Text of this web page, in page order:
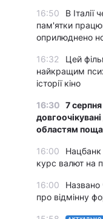
16:50
В Італії
пам'ятки
оприлюднено
16:32
Цей
найкращим
історії кіно
16:30 7
областям
16:00
Нацбанк
курс валют на
16:00
Названо
про відмінну